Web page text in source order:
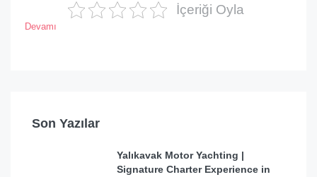
İçeriği Oyla
Devamı
Son Yazılar
Yalıkavak Motor Yachting |
Signature Charter Experience in